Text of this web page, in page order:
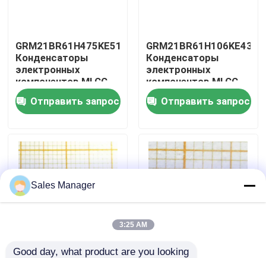
Путешествие фабрики
Проверка качества
Свяжитесь мы
Спросите цитату
ИС интегральные схемы
GRM21BR61H475KE51L
Конденсаторы
электронных
компонентов MLCC
многослойные
керамические
конденсаторы
Отправить запрос
GRM21BR61H106KE43L
Конденсаторы
электронных
компонентов MLCC
многослойные
керамические
конденсаторы
Отправить запрос
Конденсатор 100uF Твердый
Sales Manager
3:25 AM
Good day, what product are you looking